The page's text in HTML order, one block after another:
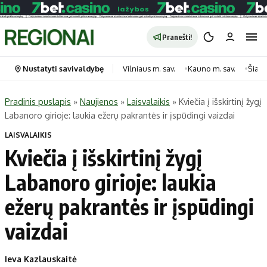
Pranešti!
Portalas
Pradinis puslapis
Savivaldybės
Naujausi
Lietuva
Pasaulis
Kategorijos
Gyvenimas
Horoskopai
Laisvalaikis
Maistas
Nustatyti savivaldybę Vilniaus m. sav. Kauno m. sav.
Pradinis puslapis » Naujienos » Laisvalaikis » Kviečia į išskirtinį žygį
Labanoro girioje: laukia ežerų pakrantės ir įspūdingi vaizdai
LAISVALAIKIS
Kviečia į išskirtinį žygį
Labanoro girioje: laukia
ežerų pakrantės ir įspūdingi
vaizdai
Ieva Kazlauskaitė